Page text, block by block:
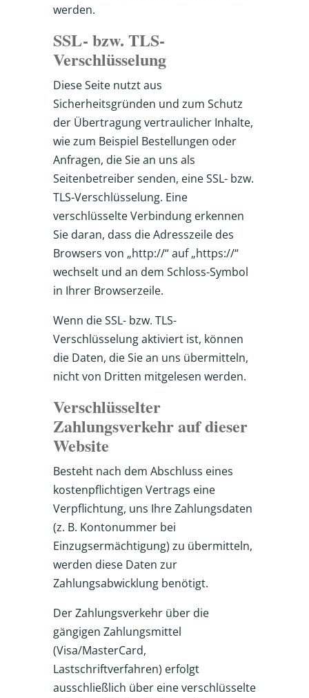
werden.
SSL- bzw. TLS-
Verschlüsselung
Diese Seite nutzt aus
Sicherheitsgründen und zum Schutz
der Übertragung vertraulicher Inhalte,
wie zum Beispiel Bestellungen oder
Anfragen, die Sie an uns als
Seitenbetreiber senden, eine SSL- bzw.
TLS-Verschlüsselung. Eine
verschlüsselte Verbindung erkennen
Sie daran, dass die Adresszeile des
Browsers von „http://“ auf „https://“
wechselt und an dem Schloss-Symbol
in Ihrer Browserzeile.
Wenn die SSL- bzw. TLS-
Verschlüsselung aktiviert ist, können
die Daten, die Sie an uns übermitteln,
nicht von Dritten mitgelesen werden.
Verschlüsselter
Zahlungsverkehr auf dieser
Website
Besteht nach dem Abschluss eines
kostenpflichtigen Vertrags eine
Verpflichtung, uns Ihre Zahlungsdaten
(z. B. Kontonummer bei
Einzugsermächtigung) zu übermitteln,
werden diese Daten zur
Zahlungsabwicklung benötigt.
Der Zahlungsverkehr über die
gängigen Zahlungsmittel
(Visa/MasterCard,
Lastschriftverfahren) erfolgt
ausschließlich über eine verschlüsselte